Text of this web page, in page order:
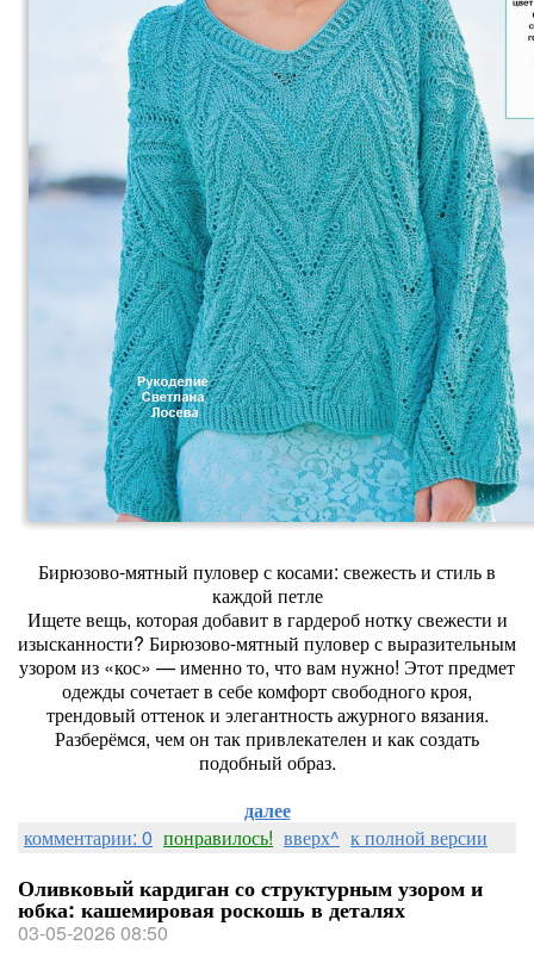
Бирюзово-мятный пуловер с косами: свежесть и стиль в
каждой петле
Ищете вещь, которая добавит в гардероб нотку свежести и
изысканности? Бирюзово-мятный пуловер с выразительным
узором из «кос» — именно то, что вам нужно! Этот предмет
одежды сочетает в себе комфорт свободного кроя,
трендовый оттенок и элегантность ажурного вязания.
Разберёмся, чем он так привлекателен и как создать
подобный образ.
далее
комментарии: 0 понравилось! вверх^ к полной версии
Оливковый кардиган со структурным узором и
юбка: кашемировая роскошь в деталях
03-05-2026 08:50